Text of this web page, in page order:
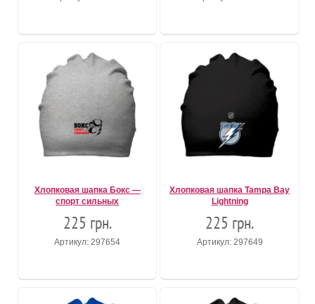
Хлопковая шапка Бокс —
спорт сильных
225 грн.
Артикул: 297654
Хлопковая шапка Tampa Bay
Lightning
225 грн.
Артикул: 297649